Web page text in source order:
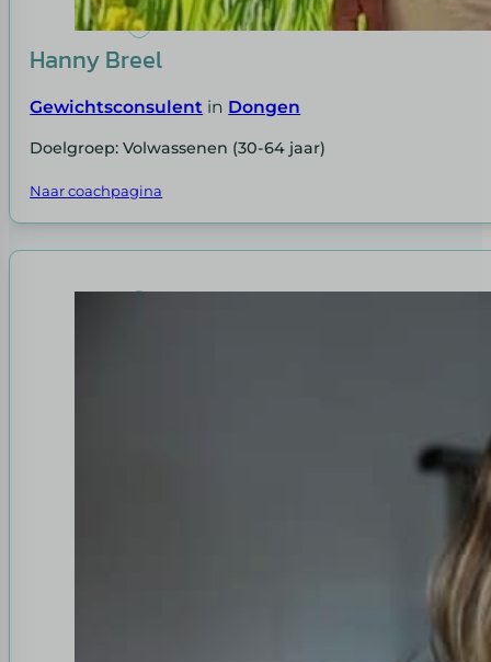
Hanny Breel
Gewichtsconsulent in Dongen
Doelgroep: Volwassenen (30-64 jaar)
Naar coachpagina